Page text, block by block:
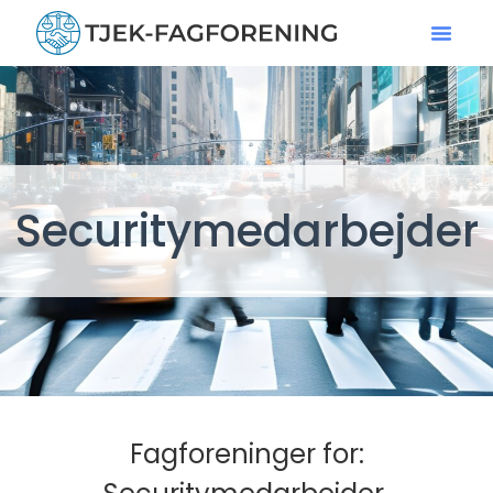
Securitymedarbejder
Fagforeninger for: